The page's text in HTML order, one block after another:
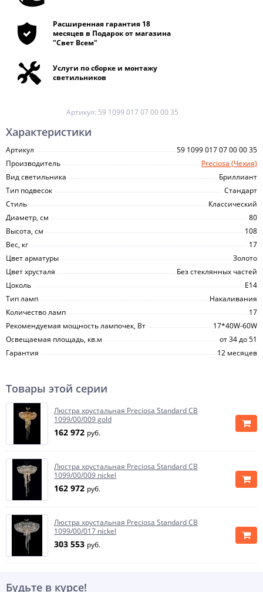
Расширенная гарантия 18
месяцев в Подарок от магазина
"Свет Всем"
Услуги по сборке и монтажу
светильников
Артикул: 59 1099 017 07 00 00 35
Характеристики
Артикул
59 1099 017 07 00 00 35
Производитель
Preciosa (Чехия)
Вид светильника
Бриллиант
Тип подвесок
Стандарт
Стиль
Классический
Диаметр, см
80
Высота, см
108
Вес, кг
17
Цвет арматуры
Золото
Цвет хрусталя
Без стеклянных частей
Цоколь
E14
Тип ламп
Накаливания
Количество ламп
17
Рекомендуемая мощность лампочек, Вт
17*40W-60W
Освещаемая площадь, кв.м
от 34 до 51
Гарантия
12 месяцев
Товары этой серии
Люстра хрустальная Preciosa Standard CB
1099/00/009 gold
162 972 руб.
Люстра хрустальная Preciosa Standard CB
1099/00/009 nickel
162 972 руб.
Люстра хрустальная Preciosa Standard CB
1099/00/017 nickel
303 553 руб.
Будьте в курсе!